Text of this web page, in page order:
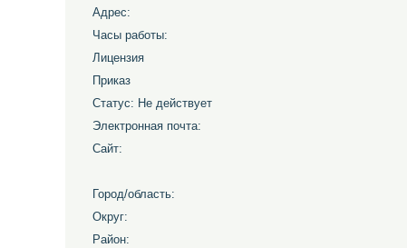
Адрес:
Часы работы:
Лицензия
Приказ
Статус: Не действует
Электронная почта:
Сайт:
Город/область:
Округ:
Район: